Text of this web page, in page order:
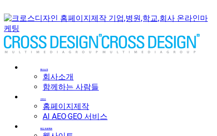
회사소개
회사소개
함께하는 사람들
서비스
홈페이지제작
AI AEO·GEO 서비스
메인 프로젝트